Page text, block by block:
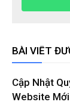
BÀI VIẾT
Cập Nhật
Website